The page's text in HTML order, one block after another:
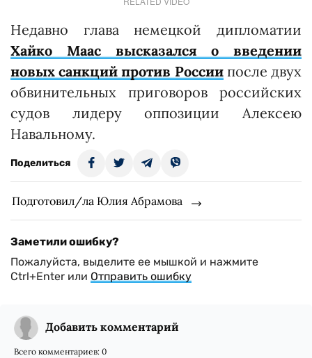
Недавно глава немецкой дипломатии
Хайко Маас высказался о введении
новых санкций против России после двух
обвинительных приговоров российских
судов лидеру оппозиции Алексею
Навальному.
Поделиться
Подготовил/ла Юлия Абрамова
Заметили ошибку?
Пожалуйста, выделите ее мышкой и нажмите
Ctrl+Enter или Отправить ошибку
Добавить комментарий
Всего комментариев: 0